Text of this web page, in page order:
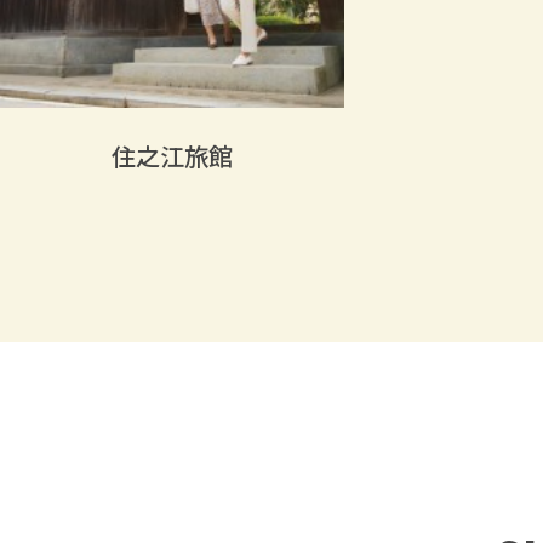
住之江旅館